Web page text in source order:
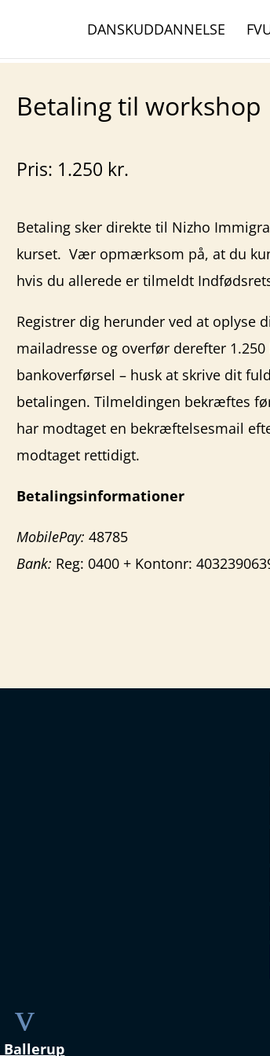
DANSKUDDANNELSE
Betaling til workshop
Pris: 1.250 kr.
Betaling sker direkte til Nizho
kurset. Vær opmærksom på, at du
hvis du allerede er tilmeldt
Registrer dig herunder ved at oplyse
mailadresse og overfør derefter
bankoverførsel – husk at skrive dit
betalingen. Tilmeldingen bekræftes
har modtaget en bekræftelsesmail
modtaget rettidigt.
Betalingsinformationer
MobilePay: 48785
Bank: Reg: 0400 + Kontonr:
v
Ballerup